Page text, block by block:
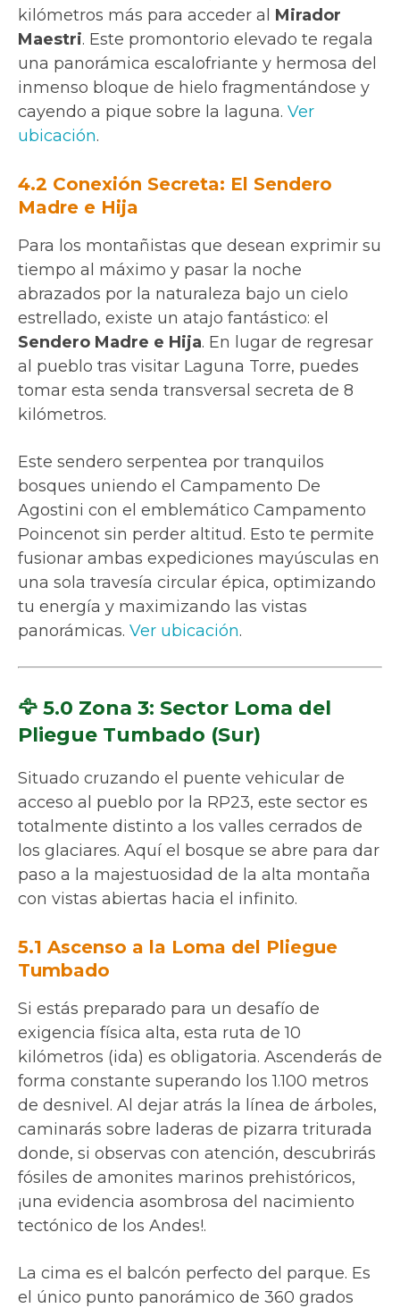
kilómetros más para acceder al Mirador
Maestri. Este promontorio elevado te regala
una panorámica escalofriante y hermosa del
inmenso bloque de hielo fragmentándose y
cayendo a pique sobre la laguna. Ver
ubicación.
4.2 Conexión Secreta: El Sendero
Madre e Hija
Para los montañistas que desean exprimir su
tiempo al máximo y pasar la noche
abrazados por la naturaleza bajo un cielo
estrellado, existe un atajo fantástico: el
Sendero Madre e Hija. En lugar de regresar
al pueblo tras visitar Laguna Torre, puedes
tomar esta senda transversal secreta de 8
kilómetros.
Este sendero serpentea por tranquilos
bosques uniendo el Campamento De
Agostini con el emblemático Campamento
Poincenot sin perder altitud. Esto te permite
fusionar ambas expediciones mayúsculas en
una sola travesía circular épica, optimizando
tu energía y maximizando las vistas
panorámicas. Ver ubicación.
🦅 5.0 Zona 3: Sector Loma del
Pliegue Tumbado (Sur)
Situado cruzando el puente vehicular de
acceso al pueblo por la RP23, este sector es
totalmente distinto a los valles cerrados de
los glaciares. Aquí el bosque se abre para dar
paso a la majestuosidad de la alta montaña
con vistas abiertas hacia el infinito.
5.1 Ascenso a la Loma del Pliegue
Tumbado
Si estás preparado para un desafío de
exigencia física alta, esta ruta de 10
kilómetros (ida) es obligatoria. Ascenderás de
forma constante superando los 1.100 metros
de desnivel. Al dejar atrás la línea de árboles,
caminarás sobre laderas de pizarra triturada
donde, si observas con atención, descubrirás
fósiles de amonites marinos prehistóricos,
¡una evidencia asombrosa del nacimiento
tectónico de los Andes!.
La cima es el balcón perfecto del parque. Es
el único punto panorámico de 360 grados